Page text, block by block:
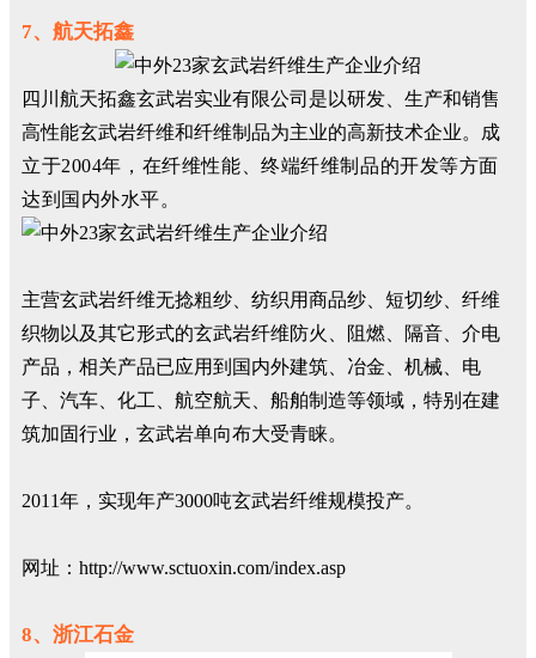
7、航天拓鑫
四川航天拓鑫玄武岩实业有限公司是以研发、生产和销售
高性能玄武岩纤维和纤维制品为主业的高新技术企业。 成
立于2004年，在纤维性能、终端纤维制品的开发等方面
达到国内外水平。
主营玄武岩纤维无捻粗纱、纺织用商品纱、短切纱、纤维
织物以及其它形式的玄武岩纤维防火、阻燃、隔音、介电
产品，相关产品已应用到国内外建筑、冶金、机械、电
子、汽车、化工、航空航天、船舶制造等领域，特别在建
筑加固行业，玄武岩单向布大受青睐。
2011年，实现年产3000吨玄武岩纤维规模投产。
网址：http://www.sctuoxin.com/index.asp
8、浙江石金